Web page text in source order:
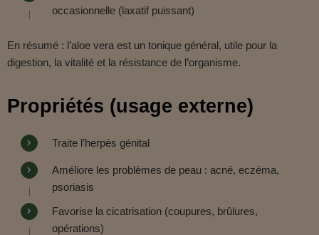
occasionnelle (laxatif puissant)
En résumé : l’aloe vera est un tonique général, utile pour la
digestion, la vitalité et la résistance de l’organisme.
Propriétés (usage externe)
Traite l’herpès génital
Améliore les problèmes de peau : acné, eczéma,
psoriasis
Favorise la cicatrisation (coupures, brûlures,
opérations)